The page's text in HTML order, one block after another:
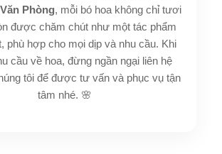
Phòng, mỗi bó hoa không chỉ tươi
được chăm chút như một tác phẩm
phù hợp cho mọi dịp và nhu cầu. Khi
cầu về hoa, đừng ngần ngại liên hệ
tôi để được tư vấn và phục vụ tận
tâm nhé. 🌸